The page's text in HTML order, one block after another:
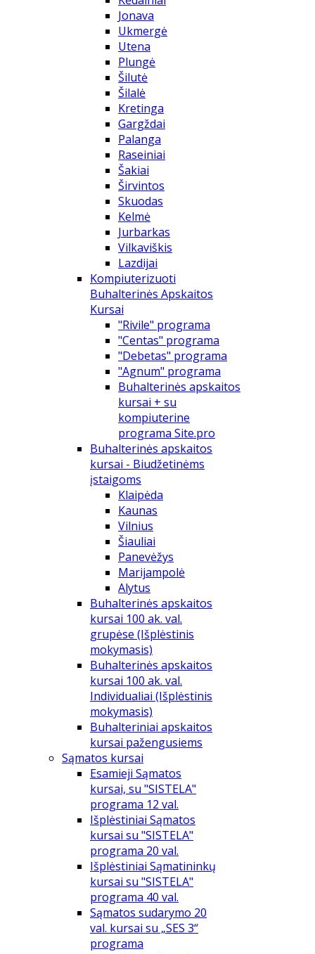
Jonava
Ukmergė
Utena
Plungė
Šilutė
Šilalė
Kretinga
Gargždai
Palanga
Raseiniai
Šakiai
Širvintos
Skuodas
Kelmė
Jurbarkas
Vilkaviškis
Lazdijai
Kompiuterizuoti
Buhalterinės Apskaitos
Kursai
"Rivile" programa
"Centas" programa
"Debetas" programa
"Agnum" programa
Buhalterinės apskaitos
kursai + su
kompiuterine
programa Site.pro
Buhalterinės apskaitos
kursai - Biudžetinėms
įstaigoms
Klaipėda
Kaunas
Vilnius
Šiauliai
Panevėžys
Marijampolė
Alytus
Buhalterinės apskaitos
kursai 100 ak. val.
grupėse (Išplėstinis
mokymasis)
Buhalterinės apskaitos
kursai 100 ak. val.
Individualiai (Išplėstinis
mokymasis)
Buhalteriniai apskaitos
kursai pažengusiems
Sąmatos kursai
Esamieji Sąmatos
kursai, su "SISTELA"
programa 12 val.
Išplėstiniai Sąmatos
kursai su "SISTELA"
programa 20 val.
Išplėstiniai Sąmatininkų
kursai su "SISTELA"
programa 40 val.
Sąmatos sudarymo 20
val. kursai su „SES 3“
programa